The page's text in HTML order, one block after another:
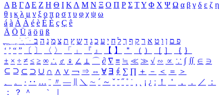
Α Β ΓΔ Ε Ζ Η Θ Ι ΚΛ Μ Ν Ξ Ο Π Ρ Σ ΤΥ Φ Χ Ψ Ω α β γ δ ε ζ η
θ ι κ λ μ ν ξ ο π ρ σ τ υ φ χ ψ ω
á à Á À é è É È ç Ç ê
Ä Ö Ü ä ö ü ß
ִֶֹ ֻּ ׁׂ פ ם ן ו ט א ר ק ף ך ל ח י ע כ ג ד ש ץ ת צ מ נ ה ב
‘ ’ “ ” 〔 〕 〈 〉 「 」 『 』 【 】 ＂ （ ） ［ ］ ｛ ｝
± × ÷ ≠ ≤ ≥ ∞ ∴ ♂ ♀ ∠ ⊥ ⌒ ∂ ∇ ≡ ≒ ≪ ≫ √ ∽ ∝ ∵ ∫ ∬ ∈ ∋
⊆ ⊇ ⊂ ⊃ ∪ ∩ ∧ ∨ ￢ ⇒ ⇔ ∀ ∃ ∮ ∑ ∏ ＋ － ＜ ＝
＞
、
。 · ‥ … ¨ 〃 ― ＼ ∼ ´ ～ ˇ ˘ ˝ ˚ ˙ ¸ ¡ ¿ ː ！ ＇ ， ． ／
：
；
？ ＾ ｀